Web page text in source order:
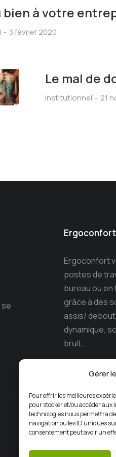
Gérer
Pour offrir les meilleures
pour stocker et/ou accéder aux
technologies nous permettra
navigation ou les ID uniques
consentement peut avoir un
bien à votre
3 février 2020
Le mal de
Institutionnel 21
Ergoconfort
Ergoconfort
postes de
bureau ou
grâce à des
assis/
dynamique,
bruit…
ergonomique